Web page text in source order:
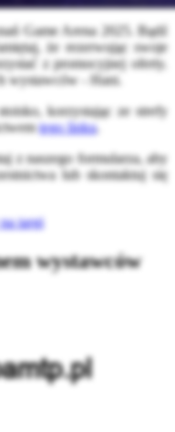
Game Arena 2025. Bądź
że rezerwując swoje
z promocyjnej oferty.
wystawców - Hani.
korzystając ze strefy
tego linku.
z naszego formularza, aby
lub skontaktuj się
targi
wystawców